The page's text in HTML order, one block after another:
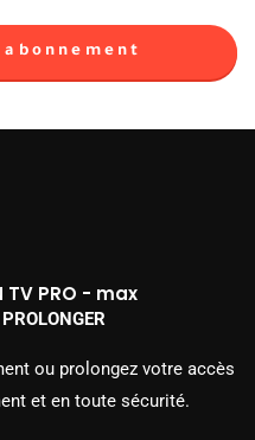
TV PRO - max
ou prolongez votre accès
et en toute sécurité.